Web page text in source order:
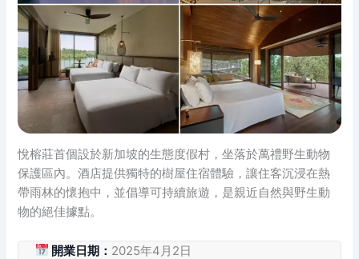
悅榕莊首個設於新加坡的生態度假村，坐落於萬禮野生動物
保護區內。酒店提供獨特的樹屋住宿體驗，讓住客沉浸在熱
帶雨林的懷抱中，並倡導可持續旅遊，是親近自然與野生動
物的絕佳據點。
開業日期： 2025年4月2日